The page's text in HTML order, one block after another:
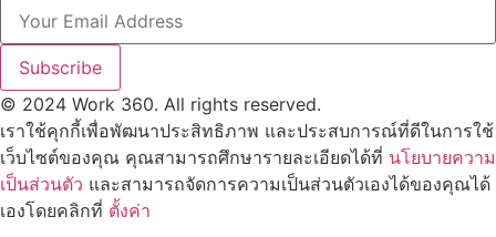
Subscribe
© 2024 Work 360. All rights reserved.
เราใช้คุกกี้เพื่อพัฒนาประสิทธิภาพ และประสบการณ์ที่ดีในการใช้
เว็บไซต์ของคุณ คุณสามารถศึกษารายละเอียดได้ที่ นโยบายความ
เป็นส่วนตัว และสามารถจัดการความเป็นส่วนตัวเองได้ของคุณได้
เองโดยคลิกที่ ตั้งค่า